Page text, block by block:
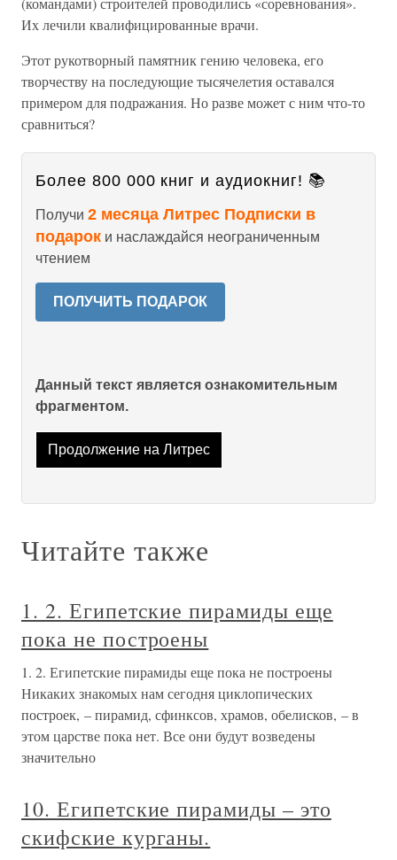
Их лечили квалифицированные врачи.
Этот рукотворный памятник гению человека, его
творчеству на последующие тысячелетия оставался
примером для подражания. Но разве может с ним что-то
сравниться?
Более 800 000 книг и аудиокниг! 📚
Получи 2 месяца Литрес Подписки в
подарок и наслаждайся неограниченным
чтением
ПОЛУЧИТЬ ПОДАРОК
Данный текст является ознакомительным
фрагментом.
Продолжение на Литрес
Читайте также
1. 2. Египетские пирамиды еще
пока не построены
1. 2. Египетские пирамиды еще пока не построены
Никаких знакомых нам сегодня циклопических
построек, – пирамид, сфинксов, храмов, обелисков, – в
этом царстве пока нет. Все они будут возведены
значительно
10. Египетские пирамиды – это
скифские курганы.